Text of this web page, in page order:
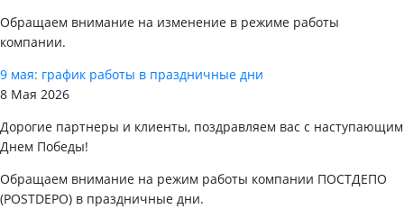
Обращаем внимание на изменение в режиме работы
компании.
9 мая: график работы в праздничные дни
8 Мая 2026
Дорогие партнеры и клиенты, поздравляем вас с наступающим
Днем Победы!
Обращаем внимание на режим работы компании ПОСТДЕПО
(POSTDEPO) в праздничные дни.